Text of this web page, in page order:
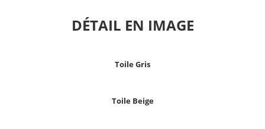
DÉTAIL EN IMAGE
Toile Gris
Toile Beige